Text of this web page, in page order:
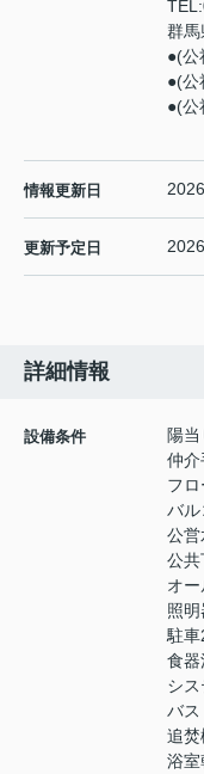
TEL:
群
●(公
●(公
●(公
情報更新日
更新予定日
詳細情報
設備条件
陽
仲介
フ
バル
公営
公共
オ
照明
駐車
食器
シ
バス
追焚
浴室